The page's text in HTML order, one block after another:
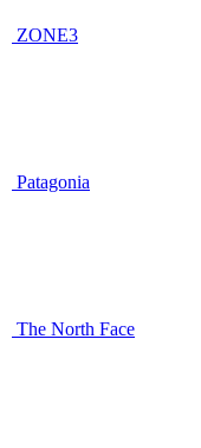
ZONE3
Patagonia
The North Face